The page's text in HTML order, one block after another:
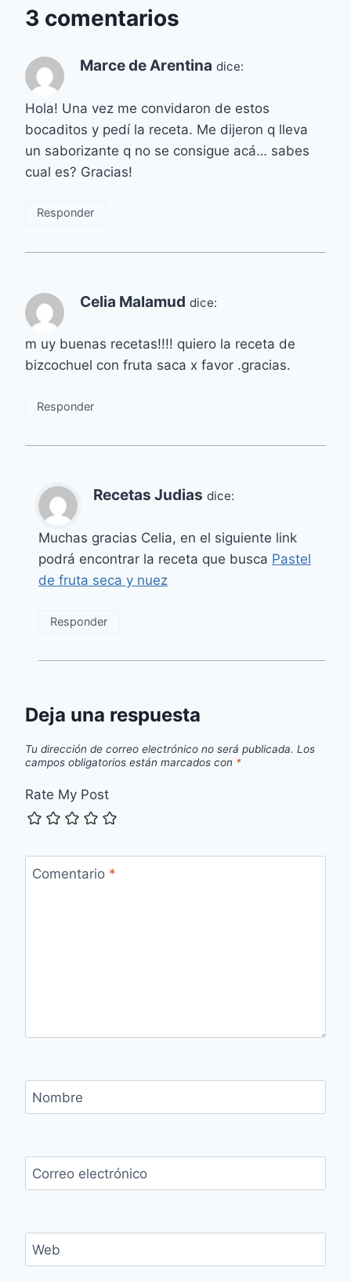
3 comentarios
Marce de Arentina dice:
Hola! Una vez me convidaron de estos
bocaditos y pedí la receta. Me dijeron q lleva
un saborizante q no se consigue acá… sabes
cual es? Gracias!
Responder
Celia Malamud dice:
m uy buenas recetas!!!! quiero la receta de
bizcochuel con fruta saca x favor .gracias.
Responder
Recetas Judias dice:
Muchas gracias Celia, en el siguiente link
podrá encontrar la receta que busca Pastel
de fruta seca y nuez
Responder
Deja una respuesta
Tu dirección de correo electrónico no será publicada. Los
campos obligatorios están marcados con *
Rate My Post
Comentario *
Nombre
Correo electrónico
Web